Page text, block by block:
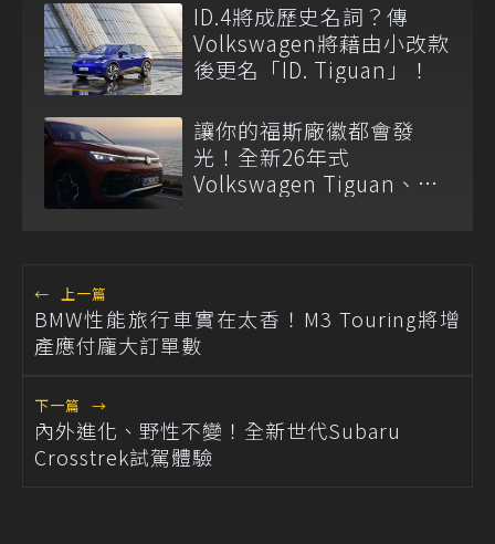
ID.4將成歷史名詞？傳
Volkswagen將藉由小改款
後更名「ID. Tiguan」！
讓你的福斯廠徽都會發
光！全新26年式
Volkswagen Tiguan、
← 上一篇
BMW性能旅行車實在太香！M3 Touring將增
產應付龐大訂單數
下一篇 →
內外進化、野性不變！全新世代Subaru
Crosstrek試駕體驗